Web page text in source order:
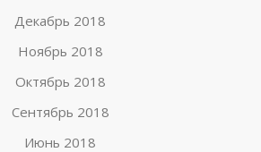
Декабрь 2018
Ноябрь 2018
Октябрь 2018
Сентябрь 2018
Июнь 2018